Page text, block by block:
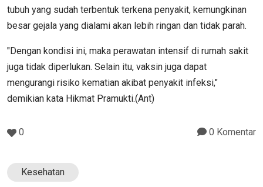
tubuh yang sudah terbentuk terkena penyakit, kemungkinan
besar gejala yang dialami akan lebih ringan dan tidak parah.
"Dengan kondisi ini, maka perawatan intensif di rumah sakit
juga tidak diperlukan. Selain itu, vaksin juga dapat
mengurangi risiko kematian akibat penyakit infeksi,"
demikian kata Hikmat Pramukti.(Ant)
0 0 Komentar
Kesehatan